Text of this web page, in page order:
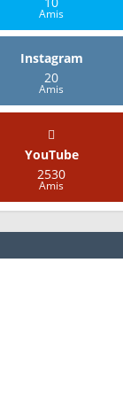
Amis
Instagram
20
Amis
YouTube
2530
Amis